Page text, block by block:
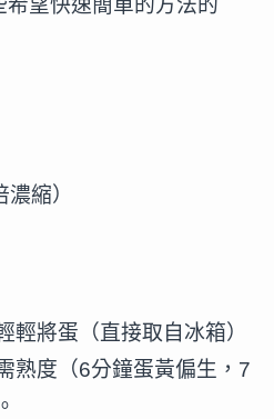
望快速簡單的方法的
縮）
輕將蛋（直接取自冰箱）
熟度（6分鐘蛋黃偏生，7